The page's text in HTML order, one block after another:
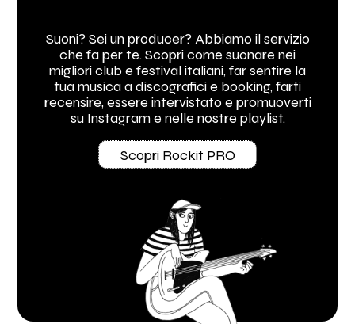
Suoni? Sei un producer? Abbiamo il servizio
che fa per te. Scopri come suonare nei
migliori club e festival italiani, far sentire la
tua musica a discografici e booking, farti
recensire, essere intervistato e promuoverti
su Instagram e nelle nostre playlist.
Scopri Rockit PRO